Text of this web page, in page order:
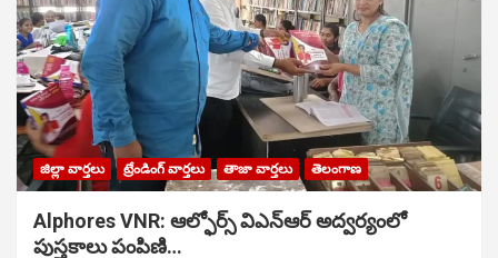
జిల్లా వార్తలు ట్రేండింగ్ వార్తలు తాజా వార్తలు తెలంగాణ
Alphores VNR: ఆల్ఫోర్స్ విఎన్ఆర్ అద్వర్యంలో
పుస్తకాలు పంపిణి…